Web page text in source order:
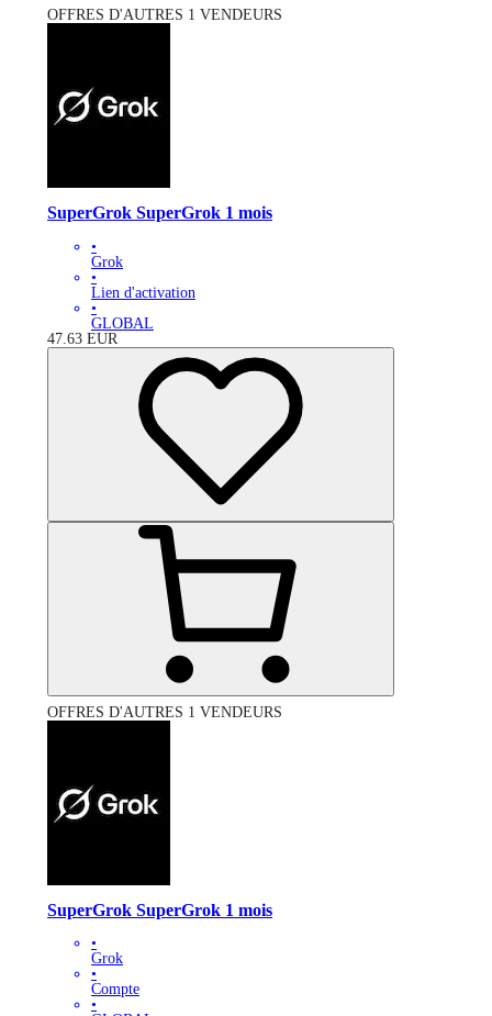
OFFRES D'AUTRES 1 VENDEURS
SuperGrok SuperGrok 1 mois
•
Grok
•
Lien d'activation
•
GLOBAL
47.63 EUR
OFFRES D'AUTRES 1 VENDEURS
SuperGrok SuperGrok 1 mois
•
Grok
•
Compte
•